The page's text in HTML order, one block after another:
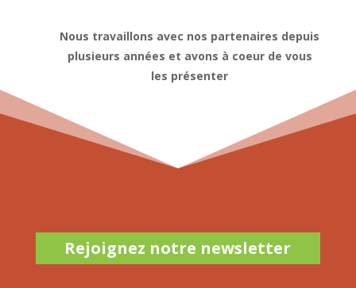
Nous travaillons avec nos partenaires depuis
plusieurs années et avons à coeur de vous
les présenter
Rejoignez notre newsletter